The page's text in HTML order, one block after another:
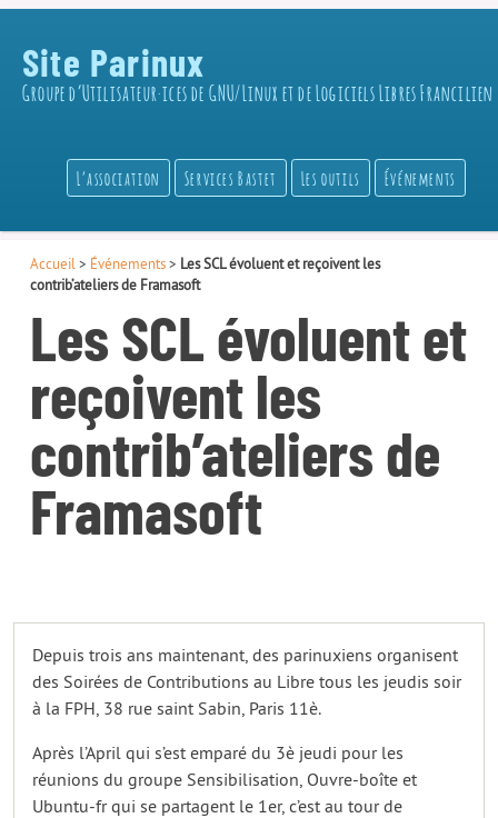
Site Parinux
Groupe d’Utilisateur·ices de GNU/Linux et de Logiciels Libres Francilien
L’association Services Bastet Les outils Événements
Accueil > Événements> Les SCL évoluent et reçoivent les
contrib’ateliers de Framasoft
Les SCL évoluent et
reçoivent les
contrib’ateliers de
Framasoft
Depuis trois ans maintenant, des parinuxiens organisent
des Soirées de Contributions au Libre tous les jeudis soir
à la FPH, 38 rue saint Sabin, Paris 11è.
Après l’April qui s’est emparé du 3è jeudi pour les
réunions du groupe Sensibilisation, Ouvre-boîte et
Ubuntu-fr qui se partagent le 1er, c’est au tour de